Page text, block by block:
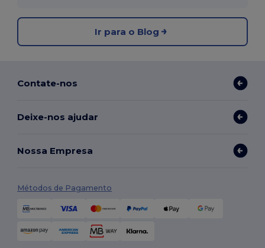
Ir para o Blog
Contate-nos
Deixe-nos ajudar
Nossa Empresa
Métodos de Pagamento